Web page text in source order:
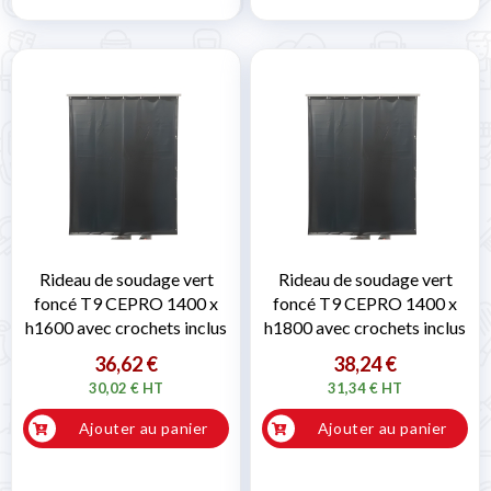
Rideau de soudage vert
foncé T9 CEPRO 1400 x
h1600 avec crochets inclus
36,62 €
30,02 € HT
Ajouter au panier
Rideau de soudage vert
foncé T9 CEPRO 1400 x
h1800 avec crochets inclus
38,24 €
31,34 € HT
Ajouter au panier